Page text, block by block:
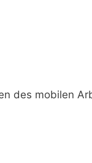
des mobilen